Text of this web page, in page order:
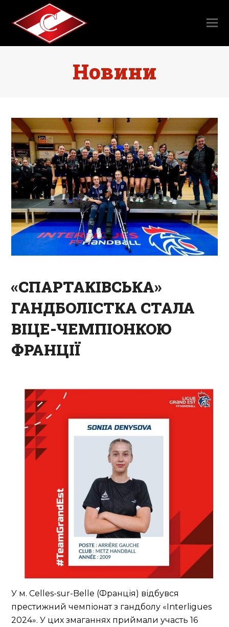
Новини
«СПАРТАКІВСЬКА»
ГАНДБОЛІСТКА СТАЛА
ВІЦЕ-ЧЕМПІОНКОЮ
ФРАНЦІЇ
У м. Celles-sur-Belle (Франція) відбувся
престижний чемпіонат з гандболу «Interligues
2024». У цих змаганнях приймали участь 16